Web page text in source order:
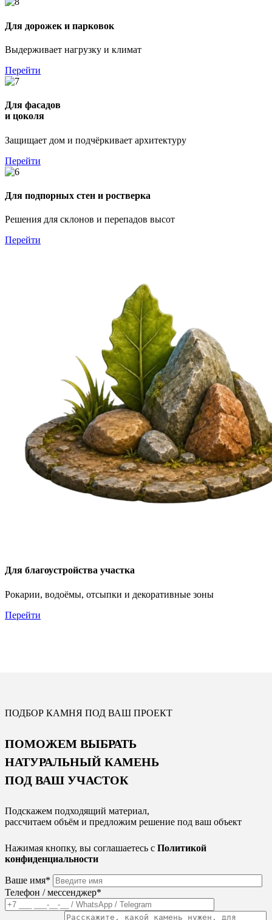
Для дорожек и парковок
Выдерживает нагрузку и климат
Перейти
Для фасадов
и цоколя
Защищает дом и подчёркивает архитектуру
Перейти
Для подпорных стен и ростверка
Решения для склонов и перепадов высот
Перейти
Для благоустройства участка
Рокарии, водоёмы, отсыпки и декоративные зоны
Перейти
ПОДБОР КАМНЯ ПОД ВАШ ПРОЕКТ
ПОМОЖЕМ ВЫБРАТЬ
НАТУРАЛЬНЫЙ КАМЕНЬ
ПОД ВАШ УЧАСТОК
Подскажем подходящий материал,
рассчитаем объём и предложим решение под ваш объект
Нажимая кнопку, вы соглашаетесь с Политикой
конфиденциальности
Ваше имя*
Телефон / мессенджер*